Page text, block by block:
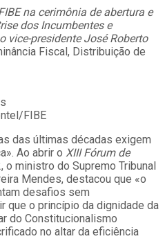
na cerimônia de abertura e
dos Incumbentes e
vice-presidente José Roberto
Fiscal, Distribuição de
FIBE
das últimas décadas exigem
Ao abrir o XIII Fórum de
o ministro do Supremo Tribunal
Mendes, destacou que «o
desafios sem
que o princípio da dignidade da
do Constitucionalismo
no altar da eficiência